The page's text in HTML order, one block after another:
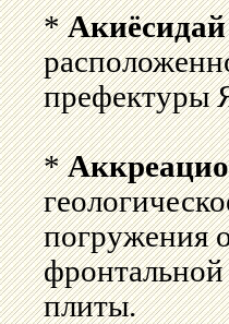
*Акиёсидай
префектуры
*
погружения
плиты.